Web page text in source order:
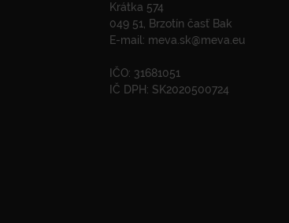
Krátka 574
049 51, Brzotín časť Bak
E-mail: meva.sk@meva.eu
IČO: 31681051
IČ DPH: SK2020500724